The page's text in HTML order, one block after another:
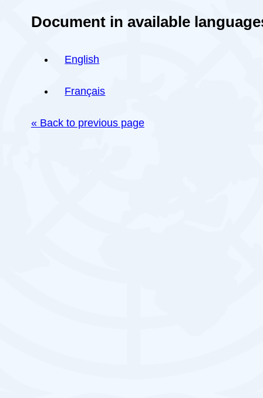
Document in available
English
Français
« Back to previous page